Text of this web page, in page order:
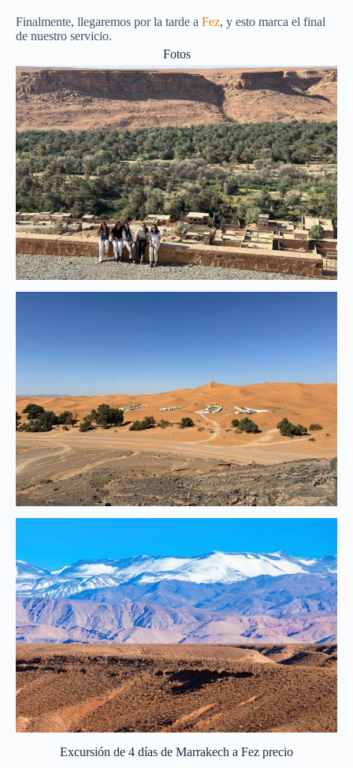
Finalmente, llegaremos por la tarde a Fez, y esto marca el final
de nuestro servicio.
Fotos
Excursión de 4 días de Marrakech a Fez precio